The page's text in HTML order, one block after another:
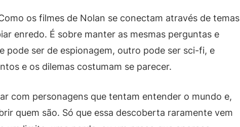
os filmes de Nolan se conectam através de temas
enredo. É sobre manter as mesmas perguntas e
pode ser de espionagem, outro pode ser sci-fi, e
e os dilemas costumam se parecer.
com personagens que tentam entender o mundo e,
quem são. Só que essa descoberta raramente vem